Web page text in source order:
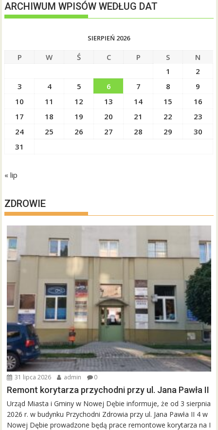
ARCHIWUM WPISÓW WEDŁUG DAT
SIERPIEŃ 2026
P W Ś C P S
N
1
2
3
4 5 6 7 8
9
10
11 12 13 14 15
16
17
18 19 20 21 22
23
24
25 26 27 28 29
30
31
« lip
ZDROWIE
31 lipca 2026 admin 0
Remont korytarza przychodni przy ul. Jana Pawła II
Urząd Miasta i Gminy w Nowej Dębie informuje, że od 3 sierpnia
2026 r. w budynku Przychodni Zdrowia przy ul. Jana Pawła II 4 w
Nowej Dębie prowadzone będą prace remontowe korytarza na I